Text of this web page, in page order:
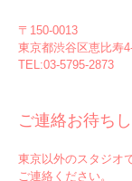
〒150-0013
東京都渋谷区恵比寿
TEL:03-5795-2873
ご連絡お待ち
東京以外のスタジオ
ご連絡ください。